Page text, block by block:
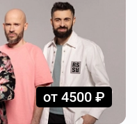
от 4500 ₽